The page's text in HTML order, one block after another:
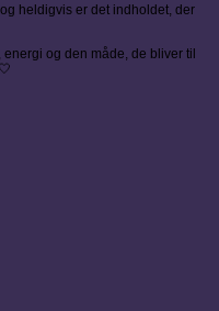
heldigvis er det indholdet, der
og den måde, de bliver til